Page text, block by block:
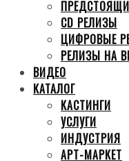
CD РЕЛИЗЫ
ЦИФРОВЫЕ
РЕЛИЗЫ НА
ВИДЕО
КАТАЛОГ
КАСТИНГИ
УСЛУГИ
ИНДУСТРИЯ
АРТ-МАРКЕТ